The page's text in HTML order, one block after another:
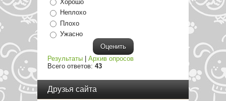
Хорошо
Неплохо
Плохо
Ужасно
Результаты
Архив опросов
Всего ответов: 43
Друзья сайта